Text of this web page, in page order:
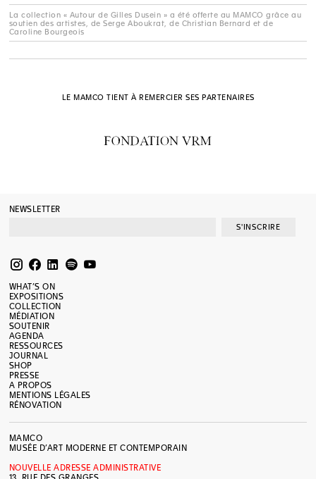
La collection « Autour de Gilles Dusein » a été offerte au MAMCO grâce au
soutien des artistes, de Serge Aboukrat, de Christian Bernard et de
Caroline Bourgeois
LE MAMCO TIENT À REMERCIER SES PARTENAIRES
NEWSLETTER
S'INSCRIRE
WHAT’S ON
EXPOSITIONS
COLLECTION
MÉDIATION
SOUTENIR
AGENDA
RESSOURCES
JOURNAL
SHOP
PRESSE
A PROPOS
MENTIONS LÉGALES
RÉNOVATION
MAMCO
MUSÉE D’ART MODERNE ET CONTEMPORAIN
NOUVELLE ADRESSE ADMINISTRATIVE